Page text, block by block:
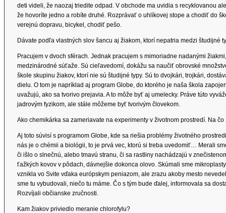
deti videli, že naozaj triedite odpad. V obchode ma uvidia s recyklovanou
že hovoríte jedno a robíte druhé. Rozprávať o uhlíkovej stope a chodiť do
verejnú dopravu, bicykel, chodiť pešo.
Dávate podľa vlastných slov šancu aj žiakom, ktorí nepatria medzi študijné
Pracujem v dvoch sférach. Jednak pracujem s mimoriadne nadanými
medzinárodné súťaže. Sú cieľavedomí, dokážu sa naučiť obrovské
škole skupinu žiakov, ktorí nie sú študijné typy. Sú to dvojkári, trojkári,
dielu. O tom je napríklad aj program Globe, do ktorého je naša škola
uvažujú, ako sa tvorivo prejavia. A to môže byť aj umelecky. Práve túto
jadrovým fyzikom, ale stále môžeme byť tvorivým človekom.
Ako chemikárka sa zameriavate na experimenty v životnom prostredí. Na
Aj toto súvisí s programom Globe, kde sa riešia problémy životného
nás je o chémii a biológii, to je prvá vec, ktorú si treba uvedomiť… Merali
či išlo o slnečnú, alebo tmavú stranu, či sa rastliny nachádzajú v
ťažkých kovov v pôdach, dávnejšie dokonca olovo. Skúmali sme
vznikla vo Svite vďaka európskym peniazom, ale zrazu akoby mesto
sme tu vybudovali, niečo tu máme. Čo s tým bude ďalej, informovala sa
Rozvíjali občianske zručnosti.
Kam žiakov priviedlo meranie chlorofylu?